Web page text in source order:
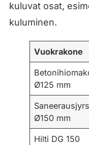
kuluvat osat,
kuluminen.
Vuokrakone
Ø125 mm
Ø150 mm
Hilti DG 150